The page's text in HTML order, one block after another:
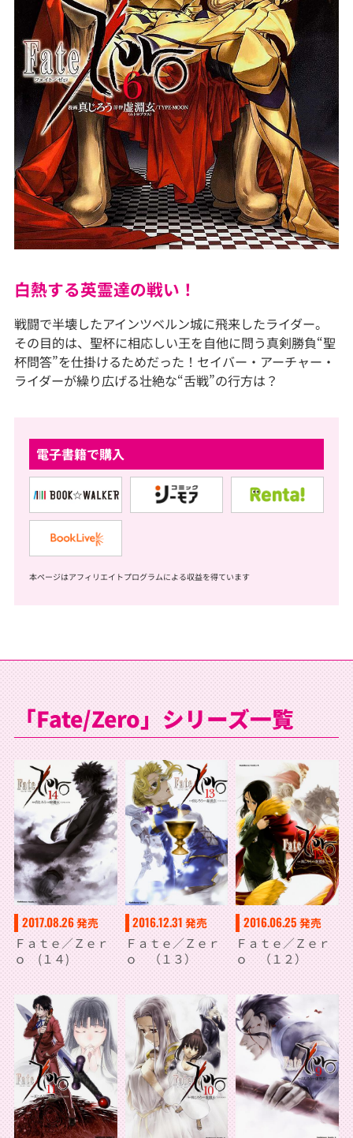
白熱する英霊達の戦い！
戦闘で半壊したアインツベルン城に飛来したライダー。
その目的は、聖杯に相応しい王を自他に問う真剣勝負“聖
杯問答”を仕掛けるためだった！セイバー・アーチャー・
ライダーが繰り広げる壮絶な“舌戦”の行方は？
電子書籍で購入
本ページはアフィリエイトプログラムによる収益を得ています
「Fate/Zero」シリーズ一覧
2017.08.26発売
Ｆａｔｅ／Ｚｅｒ
ｏ (１４)
2016.12.31 発売
Ｆａｔｅ／Ｚｅｒ
ｏ （１３）
2016.06.25 発売
Ｆａｔｅ／Ｚｅｒ
ｏ （１２）